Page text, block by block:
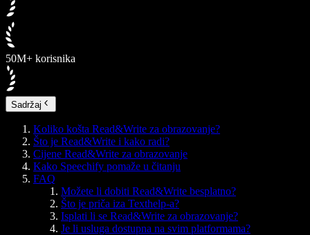
50M+ korisnika
Sadržaj
Koliko košta Read&Write za obrazovanje?
Što je Read&Write i kako radi?
Cijene Read&Write za obrazovanje
Kako Speechify pomaže u čitanju
FAQ
Možete li dobiti Read&Write besplatno?
Što je priča iza Texthelp-a?
Isplati li se Read&Write za obrazovanje?
Je li usluga dostupna na svim platformama?